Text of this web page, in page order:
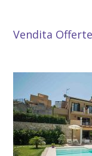
Vendita